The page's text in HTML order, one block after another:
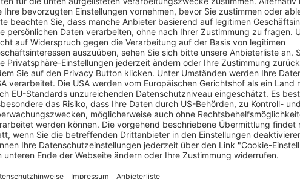
Lorettoberg-Mord verhandelt. Foto: Schuh
sieben Uhr morgens mit einer Axt, die er im Garten fand, ein
durchsucht hatte, habe er im Obergeschoss Geräusche gehört.